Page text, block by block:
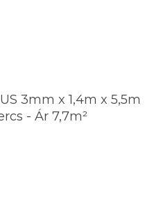
3mm x 1,4m x 5,5m
- Ár 7,7m²